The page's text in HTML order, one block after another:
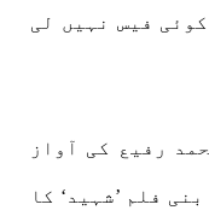
فیس نہیں لی
رفیع کی آواز
گیا یہ نغمہ 1965 میں بنی فلم ’شہید‘ کا